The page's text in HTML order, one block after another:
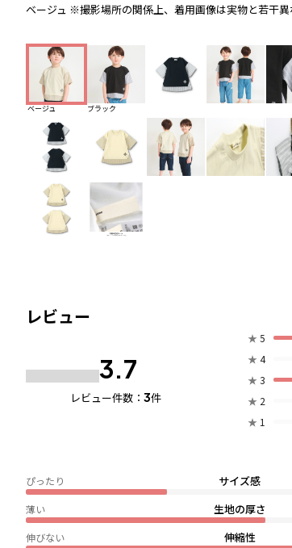
ベージュ ※撮影場所の関係上、着用画像は実物と若干異
ベージュ ブラック
レビュー
3.7
レビュー件数： 3件
★ 5
★ 4
★ 3
★ 2
★ 1
サイズ感
ぴったり
生地の厚さ
薄い
伸縮性
伸びない